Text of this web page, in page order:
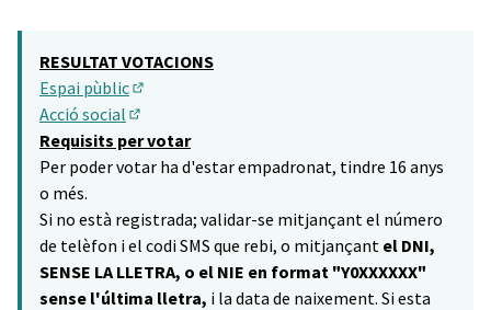
RESULTAT VOTACIONS
Espai pùblic
(Obrir en una pestanya nova)
Acció social
(Obrir en una pestanya nova)
Requisits per votar
Per poder votar ha d'estar empadronat, tindre 16 anys
o més.
Si no està registrada; validar-se mitjançant el número
de telèfon i el codi SMS que rebi, o mitjançant el DNI,
SENSE LA LLETRA, o el NIE en format "Y0XXXXXX"
sense l'última lletra, i la data de naixement. Si esta